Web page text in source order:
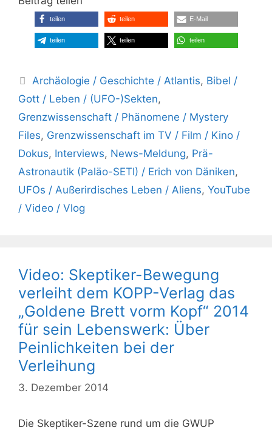
teilen teilen E-Mail
teilen teilen teilen
Kategorien
Archäologie / Geschichte / Atlantis, Bibel /
Gott / Leben / (UFO-)Sekten,
Grenzwissenschaft / Phänomene / Mystery
Files, Grenzwissenschaft im TV / Film / Kino /
Dokus, Interviews, News-Meldung, Prä-
Astronautik (Paläo-SETI) / Erich von Däniken,
UFOs / Außerirdisches Leben / Aliens, YouTube
/ Video / Vlog
Video: Skeptiker-Bewegung
verleiht dem KOPP-Verlag das
„Goldene Brett vorm Kopf“ 2014
für sein Lebenswerk: Über
Peinlichkeiten bei der
Verleihung
3. Dezember 2014
Die Skeptiker-Szene rund um die GWUP